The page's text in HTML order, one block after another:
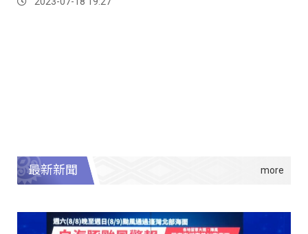
互相交流相互學習。
最新新聞